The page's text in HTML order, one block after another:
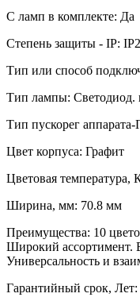
С ламп в комплекте: Да
Степень защиты - IP:
Тип или способ
Тип лампы: Светодиод.
Тип пускорег
Цвет корпуса: Графит
Цветовая температура,
Ширина, мм: 70.8 мм
Преимущества: 10
Широкий ассортимент.
Универсальность и
Гарантийный срок, Лет: